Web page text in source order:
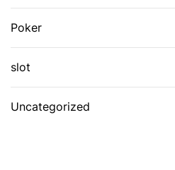
Poker
slot
Uncategorized